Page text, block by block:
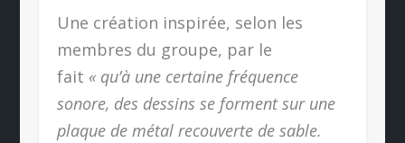
Une création inspirée, selon les
membres du groupe, par le
fait « qu’à une certaine fréquence
sonore, des dessins se forment sur une
plaque de métal recouverte de sable.